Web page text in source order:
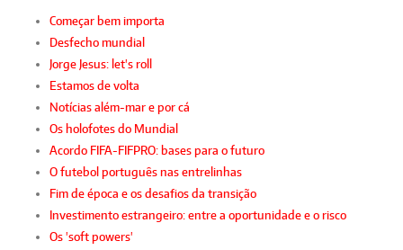
Começar bem importa
Desfecho mundial
Jorge Jesus: let's roll
Estamos de volta
Notícias além-mar e por cá
Os holofotes do Mundial
Acordo FIFA-FIFPRO: bases para o futuro
O futebol português nas entrelinhas
Fim de época e os desafios da transição
Investimento estrangeiro: entre a oportunidade e o risco
Os 'soft powers'